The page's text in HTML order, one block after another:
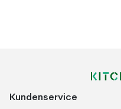
Kundenservice